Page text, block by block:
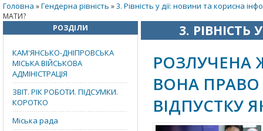
Головна »Гендерна рівність »3. Рівність у дії: новини та корисна
МАТИ?
РОЗДІЛИ
КАМ'ЯНСЬКО-ДНІПРОВСЬКА
МІСЬКА ВІЙСЬКОВА
АДМІНІСТРАЦІЯ
ЗВІТ. РІК РОБОТИ. ПІДСУМКИ.
КОРОТКО
Міська рада
3.
РОЗЛУЧЕНА
ВОНА
ВІДПУСТКУ